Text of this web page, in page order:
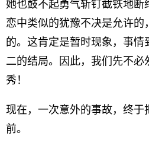
她也鼓不起勇气斩钉截铁地断
恋中类似的犹豫不决是允许的
的。这肯定是暂时现象，事情
二的结局。因此，我们先不必
秀！
现在，一次意外的事故，终于
前。